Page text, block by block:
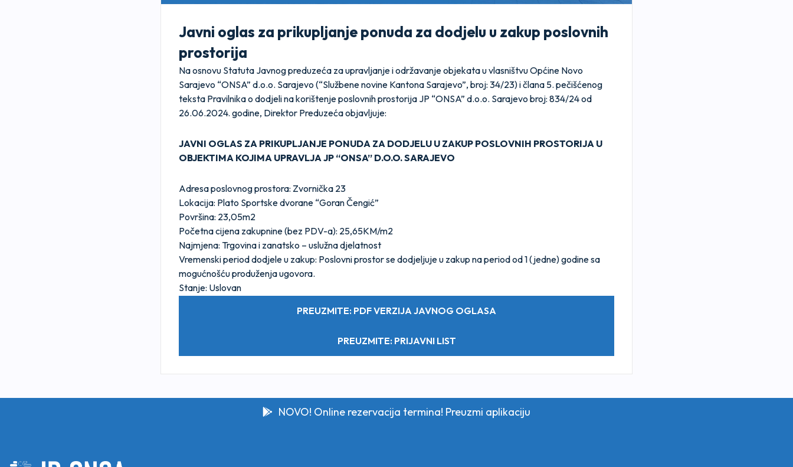
Javni oglas za prikupljanje ponuda za dodjelu u zakup poslovnih
prostorija
Na osnovu Statuta Javnog preduzeća za upravljanje i održavanje objekata u vlasništvu Općine Novo
Sarajevo “ONSA” d.o.o. Sarajevo (“Službene novine Kantona Sarajevo”, broj: 34/23) i člana 5. pečišćenog
teksta Pravilnika o dodjeli na korištenje poslovnih prostorija JP “ONSA” d.o.o. Sarajevo broj: 834/24 od
26.06.2024. godine, Direktor Preduzeća objavljuje:
JAVNI OGLAS ZA PRIKUPLJANJE PONUDA ZA DODJELU U ZAKUP POSLOVNIH PROSTORIJA U
OBJEKTIMA KOJIMA UPRAVLJA JP “ONSA” D.O.O. SARAJEVO
Adresa poslovnog prostora: Zvornička 23
Lokacija: Plato Sportske dvorane “Goran Čengić”
Površina: 23,05m2
Početna cijena zakupnine (bez PDV-a): 25,65KM/m2
Najmjena: Trgovina i zanatsko – uslužna djelatnost
Vremenski period dodjele u zakup: Poslovni prostor se dodjeljuje u zakup na period od 1 (jedne) godine sa
mogućnošću produženja ugovora.
Stanje: Uslovan
PREUZMITE: PDF VERZIJA JAVNOG OGLASA
PREUZMITE: PRIJAVNI LIST
NOVO! Online rezervacija termina! Preuzmi aplikaciju